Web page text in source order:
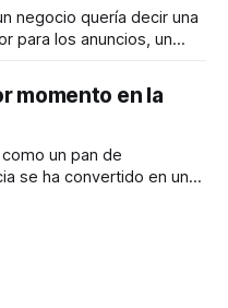
negocio quería decir una
para los anuncios, un
de publicidad digital
para atender
una persona
momento en la
un pan de
se ha convertido en uno
y experiencias que